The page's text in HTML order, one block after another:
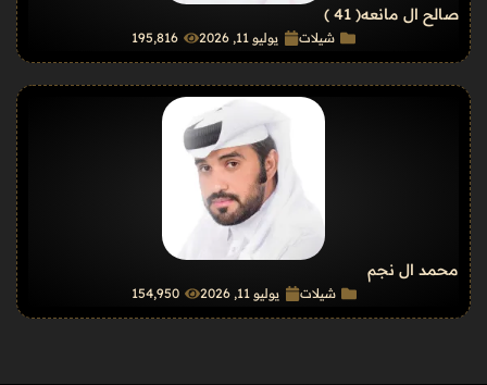
صالح ال مانعه( 41 )
شيلات يوليو 11, 2026 195٬816
محمد ال نجم
شيلات يوليو 11, 2026 154٬950